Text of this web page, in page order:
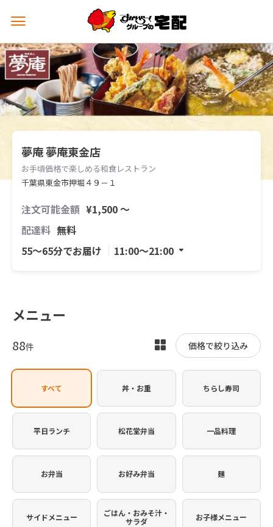
メ
ュ
ー
を
開
く
夢庵 夢庵東金店
お手頃価格で楽しめる和食レストラン
千葉県東金市押堀４９－１
注文可能金額 ¥1,500 〜
配達料 無料
55〜65分でお届け
11:00〜21:00
メニュー
88件
表
を
り
価格で絞り込み
すべて 丼・お重 ちらし寿司
平日ランチ 松花堂弁当 一品料理
お弁当 お好み弁当 麺
サイドメニュー
ごはん・おみそ汁・
サラダ
お子様メニュー